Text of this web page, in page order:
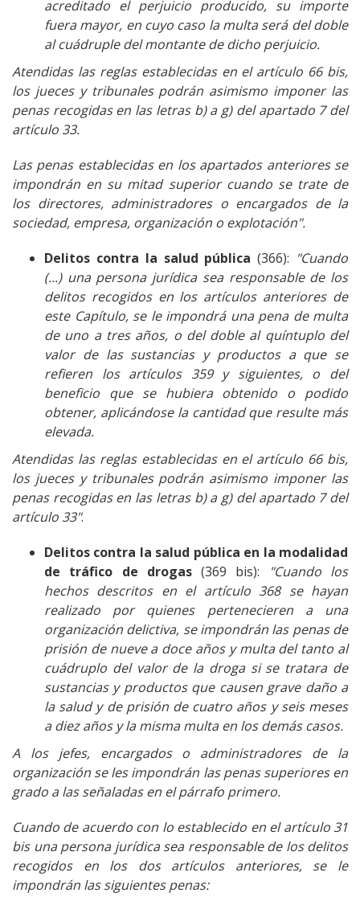
acreditado el perjuicio producido, su importe
fuera mayor, en cuyo caso la multa será del doble
al cuádruple del montante de dicho perjuicio.
Atendidas las reglas establecidas en el artículo 66 bis,
los jueces y tribunales podrán asimismo imponer las
penas recogidas en las letras b) a g) del apartado 7 del
artículo 33.
Las penas establecidas en los apartados anteriores se
impondrán en su mitad superior cuando se trate de
los directores, administradores o encargados de la
sociedad, empresa, organización o explotación".
Delitos contra la salud pública (366): "Cuando
(...) una persona jurídica sea responsable de los
delitos recogidos en los artículos anteriores de
este Capítulo, se le impondrá una pena de multa
de uno a tres años, o del doble al quíntuplo del
valor de las sustancias y productos a que se
refieren los artículos 359 y siguientes, o del
beneficio que se hubiera obtenido o podido
obtener, aplicándose la cantidad que resulte más
elevada.
Atendidas las reglas establecidas en el artículo 66 bis,
los jueces y tribunales podrán asimismo imponer las
penas recogidas en las letras b) a g) del apartado 7 del
artículo 33".
Delitos contra la salud pública en la modalidad
de tráfico de drogas(369 bis):
"Cuando los
hechos descritos en el artículo 368 se hayan
realizado por quienes pertenecieren a una
organización delictiva, se impondrán las penas de
prisión de nueve a doce años y multa del tanto al
cuádruplo del valor de la droga si se tratara de
sustancias y productos que causen grave daño a
la salud y de prisión de cuatro años y seis meses
a diez años y la misma multa en los demás casos.
A los jefes, encargados o administradores de la
organización se les impondrán las penas superiores en
grado a las señaladas en el párrafo primero.
Cuando de acuerdo con lo establecido en el artículo 31
bis una persona jurídica sea responsable de los delitos
recogidos en los dos artículos anteriores, se le
impondrán las siguientes penas: